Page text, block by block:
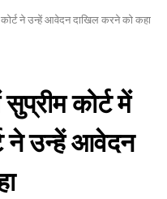
ने उन्हें आवेदन दाखिल करने को कहा
कोर्ट में
ने उन्हें आवेदन